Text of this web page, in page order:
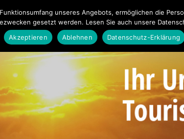
unseres Angebots, ermöglichen die
gesetzt werden. Lesen Sie auch unsere
Akzeptieren
Ablehnen Datenschutz-Erklärung